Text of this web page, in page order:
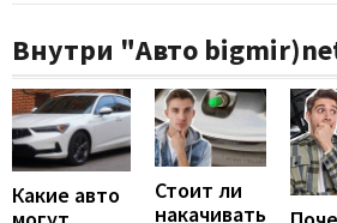
Внутри "Авто
Какие авто
Стоит ли
накачивать